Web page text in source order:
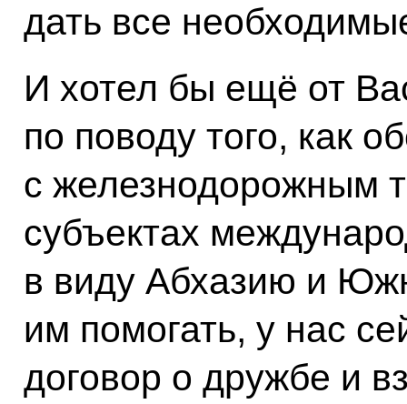
дать все
И хотел бы ещё от
по поводу того, как
с железнодорожным
субъектах
в виду Абхазию и
им помогать, у нас
договор о дружбе и